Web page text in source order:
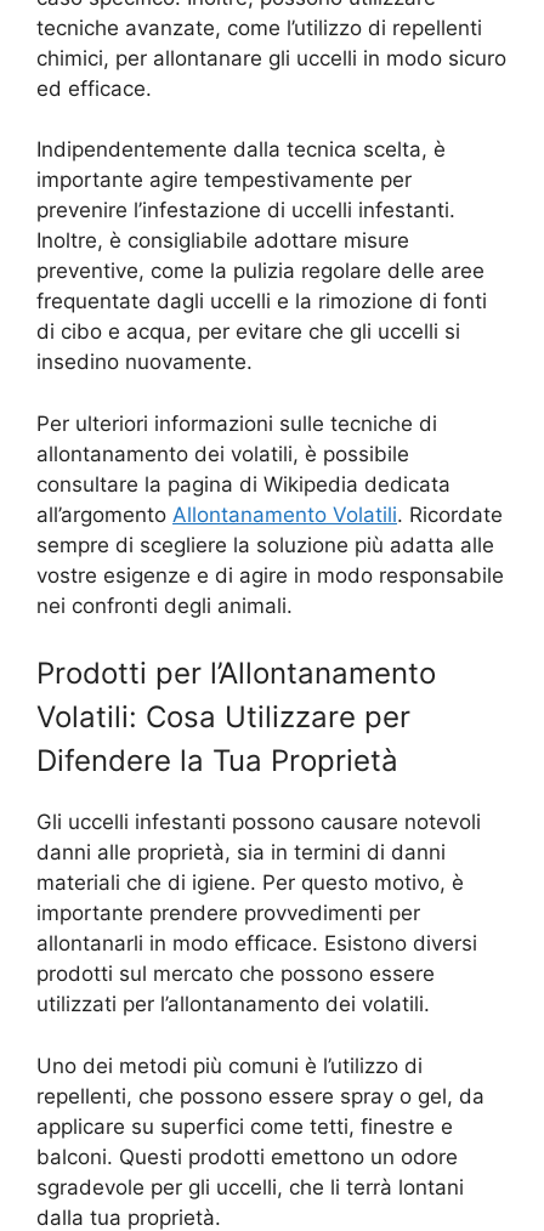
tecniche avanzate, come l’utilizzo di repellenti
chimici, per allontanare gli uccelli in modo sicuro
ed efficace.
Indipendentemente dalla tecnica scelta, è
importante agire tempestivamente per
prevenire l’infestazione di uccelli infestanti.
Inoltre, è consigliabile adottare misure
preventive, come la pulizia regolare delle aree
frequentate dagli uccelli e la rimozione di fonti
di cibo e acqua, per evitare che gli uccelli si
insedino nuovamente.
Per ulteriori informazioni sulle tecniche di
allontanamento dei volatili, è possibile
consultare la pagina di Wikipedia dedicata
all’argomento Allontanamento Volatili. Ricordate
sempre di scegliere la soluzione più adatta alle
vostre esigenze e di agire in modo responsabile
nei confronti degli animali.
Prodotti per l’Allontanamento
Volatili: Cosa Utilizzare per
Difendere la Tua Proprietà
Gli uccelli infestanti possono causare notevoli
danni alle proprietà, sia in termini di danni
materiali che di igiene. Per questo motivo, è
importante prendere provvedimenti per
allontanarli in modo efficace. Esistono diversi
prodotti sul mercato che possono essere
utilizzati per l’allontanamento dei volatili.
Uno dei metodi più comuni è l’utilizzo di
repellenti, che possono essere spray o gel, da
applicare su superfici come tetti, finestre e
balconi. Questi prodotti emettono un odore
sgradevole per gli uccelli, che li terrà lontani
dalla tua proprietà.